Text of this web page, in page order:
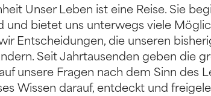
Unser Leben ist eine Reise. Sie
und bietet uns unterwegs viele
Entscheidungen, die unseren
Seit Jahrtausenden geben die
unsere Fragen nach dem Sinn des
Wissen darauf, entdeckt und